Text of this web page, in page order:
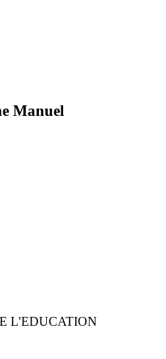
Manuel
L'EDUCATION